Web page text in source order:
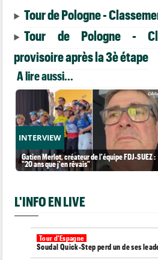
Tour de Pologne -
Tour de Pologne -
provisoire après la 3è étape
A lire aussi...
INTERVIEW
Gatien Merlot, créateur de l'équipe FDJ-SUEZ :
"20 ans que j'en rêvais"
L'INFO EN LIVE
Tour d'Espagne
Soudal Quick-Step perd un de ses